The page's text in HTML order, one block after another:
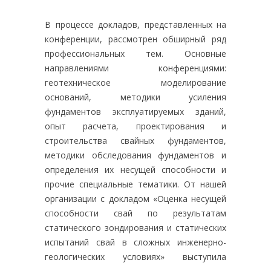
В процессе докладов, представленных на
конференции, рассмотрен обширный ряд
профессиональных тем. Основные
направлениями конференциями:
геотехническое моделирование
оснований, методики усиления
фундаментов эксплуатируемых зданий,
опыт расчета, проектирования и
строительства свайных фундаментов,
методики обследования фундаментов и
определения их несущей способности и
прочие специальные тематики. От нашей
организации с докладом «Оценка несущей
способности свай по результатам
статического зондирования и статических
испытаний свай в сложных инженерно-
геологических условиях» выступила